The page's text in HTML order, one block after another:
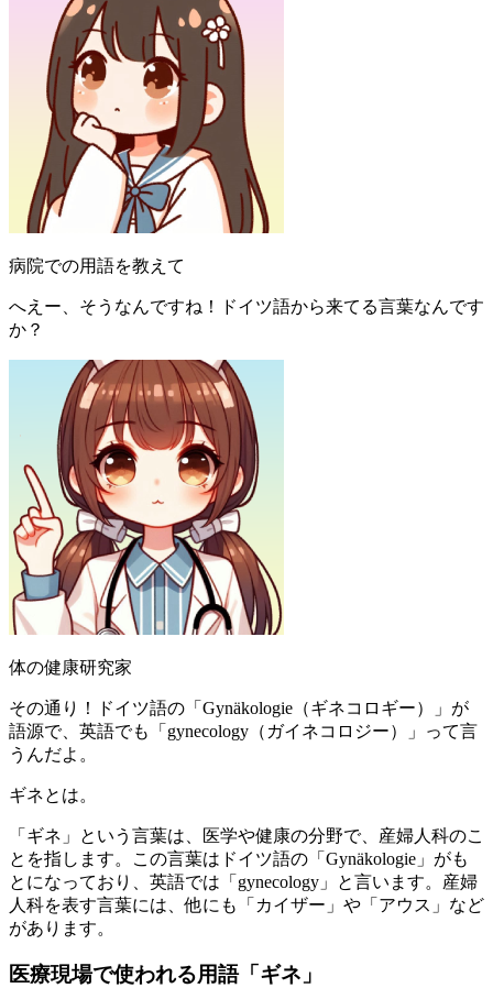
病院での用語を教えて
へえー、そうなんですね！ドイツ語から来てる言葉なんです
か？
体の健康研究家
その通り！ドイツ語の「Gynäkologie（ギネコロギー）」が
語源で、英語でも「gynecology（ガイネコロジー）」って言
うんだよ。
ギネとは。
「ギネ」という言葉は、医学や健康の分野で、産婦人科のこ
とを指します。この言葉はドイツ語の「Gynäkologie」がも
とになっており、英語では「gynecology」と言います。産婦
人科を表す言葉には、他にも「カイザー」や「アウス」など
があります。
医療現場で使われる用語「ギネ」